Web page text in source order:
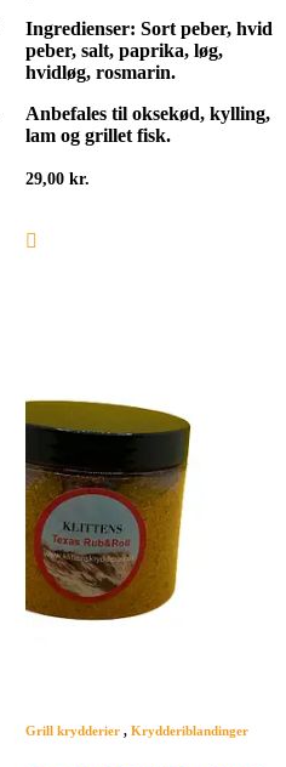
Ingredienser: Sort peber, hvid
peber, salt, paprika, løg,
hvidløg, rosmarin.
Anbefales til oksekød, kylling,
lam og grillet fisk.
29,00 kr.
Grill krydderier, Krydderiblandinger